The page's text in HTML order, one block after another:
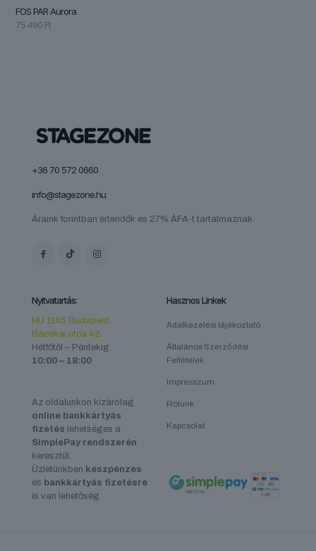
FOS PAR Aurora
75 490 Ft
+36 70 572 0660
info@stagezone.hu
Áraink forintban értendők és 27% ÁFA-t tartalmaznak.
Nyitvatartás:
HU 1145 Budapest
Bácskai utca 42.
Hétfőtől – Péntekig
10:00 – 18:00
Az oldalunkon kizárólag
online bankkártyás
fizetés lehetséges a
SimplePay rendszerén
keresztül.
Üzletünkben készpénzes
és bankkártyás fizetésre
is van lehetőség.
Hasznos Linkek
Adatkezelési tájékoztató
Általános Szerződési
Feltételek
Impresszum
Rólunk
Kapcsolat